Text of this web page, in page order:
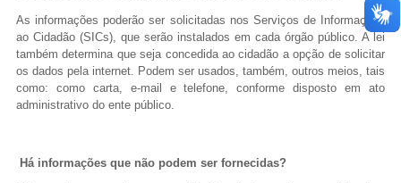
As informações poderão ser solicitadas nos Serviços de Informações
ao Cidadão (SICs), que serão instalados em cada órgão público. A lei
também determina que seja concedida ao cidadão a opção de solicitar
os dados pela internet. Podem ser usados, também, outros meios, tais
como: como carta, e-mail e telefone, conforme disposto em ato
administrativo do ente público.
Há informações que não podem ser fornecidas?